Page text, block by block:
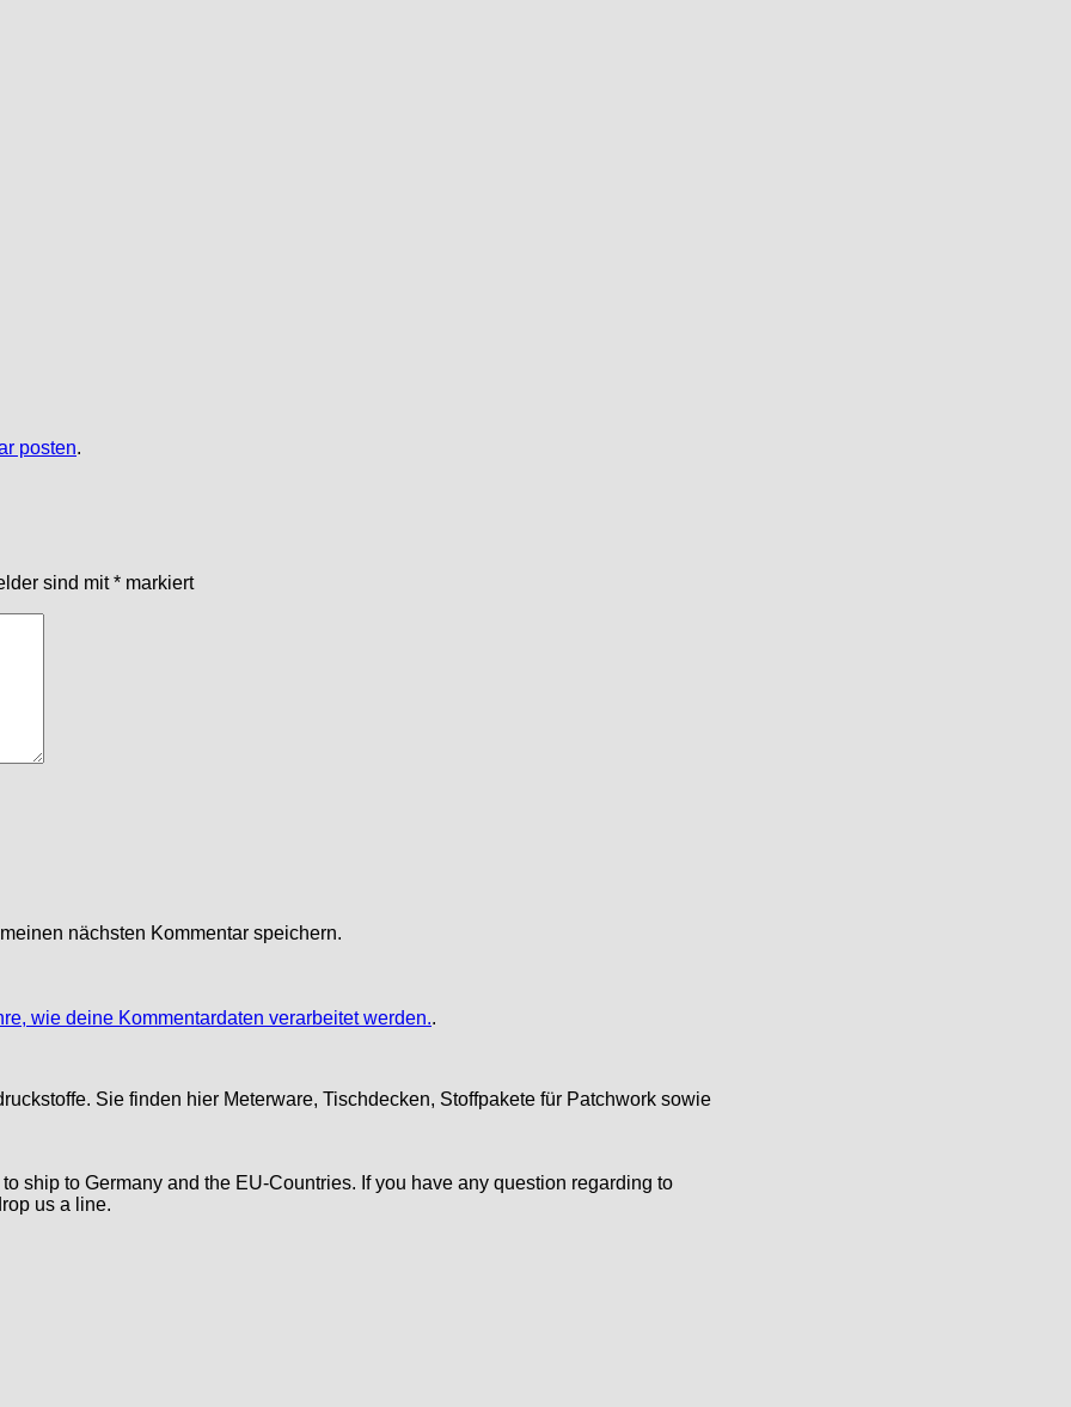
posten.
sind mit* markiert
nächsten Kommentar speichern.
wie deine Kommentardaten verarbeitet werden..
Sie finden hier Meterware, Tischdecken, Stoffpakete für Patchwork sowie
ship to Germany and the EU-Countries. If you have any question regarding to
us a line.